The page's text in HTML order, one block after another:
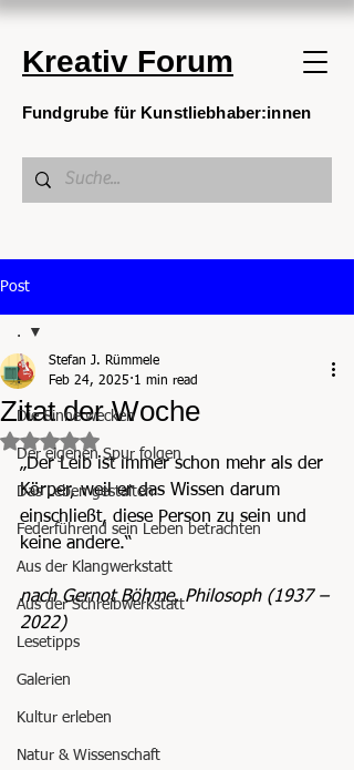
Kreativ Forum
Fundgrube für Kunstliebhaber:innen
Post
.
Die Sinne wecken
Der eigenen Spur folgen
Das Leben gestalten
Federführend sein Leben betrachten
Aus der Klangwerkstatt
Aus der Schreibwerkstatt
Lesetipps
Galerien
Kultur erleben
Natur & Wissenschaft
.
Zitat der Woche
Stefan J. Rümmele
Feb 24, 2025 1 min read
Rated NaN out of 5 stars.
„Der Leib ist immer schon mehr als der
Körper, weil er das Wissen darum
einschließt, diese Person zu sein und
keine andere.“
nach Gernot Böhme, Philosoph (1937 –
2022)